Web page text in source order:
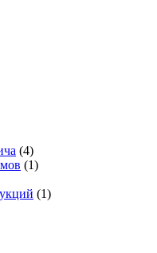
(4)
(1)
(1)